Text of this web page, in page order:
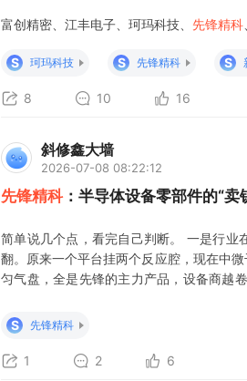
富创精密、江丰电子、珂玛科技、 先锋精科
S 珂玛科技 S 先锋精科 S
8 10 16
斜修鑫大墙
2026-07-08 08:22:12
先锋精科：半导体设备零部件的“
简单说几个点，看完自己判断。 一是行业
翻。原来一个平台挂两个反应腔，现在中
匀气盘，全是先锋的主力产品，设备商越
了25%，但你看在手订单，同比增长55%
金属加热器国产化率才3
S 先锋精科
1 2 6